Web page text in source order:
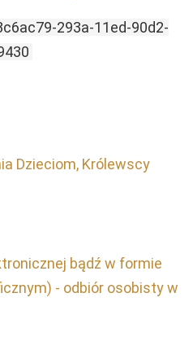
293a-11ed-90d2-
Dzieciom, Królewscy
bądź w formie
- odbiór osobisty w